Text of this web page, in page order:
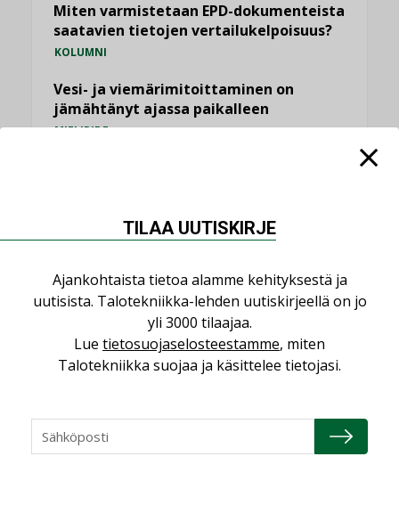
Miten varmistetaan EPD-dokumenteista
saatavien tietojen vertailukelpoisuus?
KOLUMNI
Vesi- ja viemärimitoittaminen on
jämähtänyt ajassa paikalleen
MIELIPIDE
NIMITYKSET
Consti
NIMITYKSET
TILAA UUTISKIRJE
Ajankohtaista tietoa alamme kehityksestä ja
uutisista. Talotekniikka-lehden uutiskirjeellä on jo
yli 3000 tilaajaa.
Lue tietosuojaselosteestamme, miten
Talotekniikka suojaa ja käsittelee tietojasi.